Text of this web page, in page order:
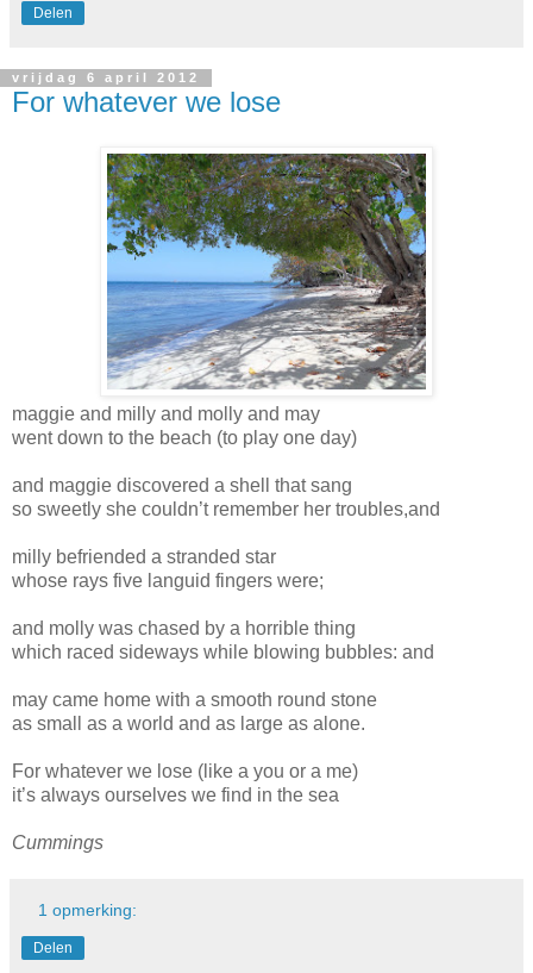
Delen
vrijdag 6 april 2012
For whatever we lose
maggie and milly and molly and may
went down to the beach (to play one day)
and maggie discovered a shell that sang
so sweetly she couldn’t remember her troubles,and
milly befriended a stranded star
whose rays five languid fingers were;
and molly was chased by a horrible thing
which raced sideways while blowing bubbles: and
may came home with a smooth round stone
as small as a world and as large as alone.
For whatever we lose (like a you or a me)
it’s always ourselves we find in the sea
Cummings
1 opmerking:
Delen